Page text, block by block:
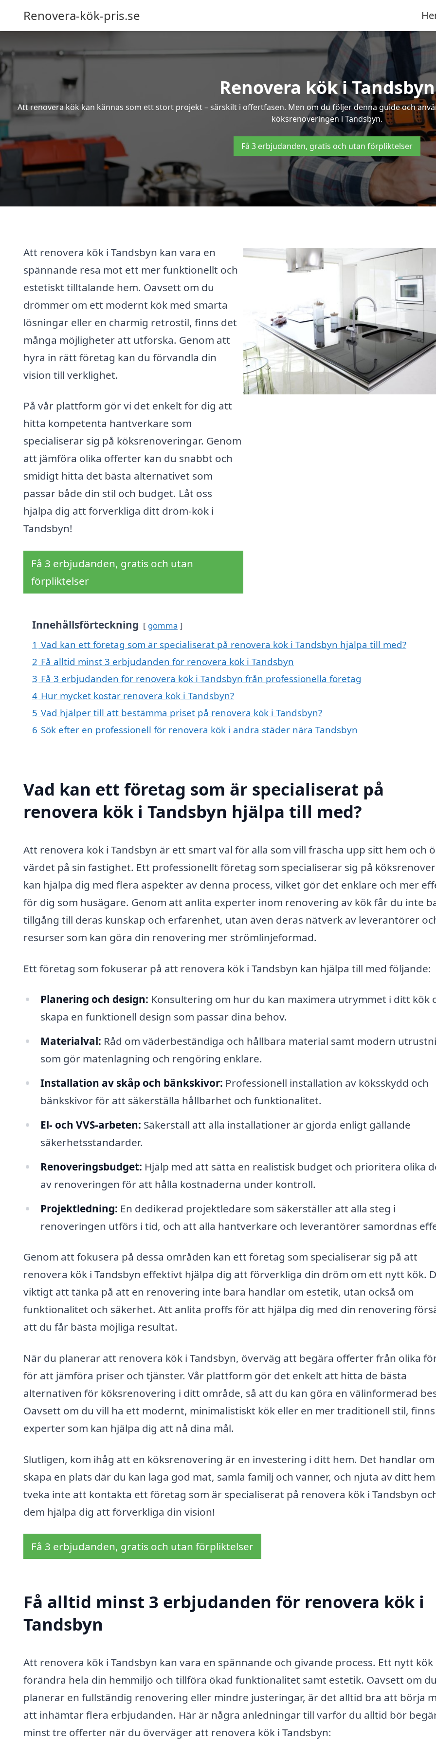
Renovera-kök-pris.se
Renovera kök i Tandsbyn
Att renovera kök kan kännas som ett stort projekt – särskilt i offertfasen. Men om du följer denna guide och
köksrenoveringen i Tandsbyn.
Få 3 erbjudanden, gratis och utan förpliktelser
Att renovera kök i Tandsbyn kan vara en
spännande resa mot ett mer funktionellt och
estetiskt tilltalande hem. Oavsett om du
drömmer om ett modernt kök med smarta
lösningar eller en charmig retrostil, finns det
många möjligheter att utforska. Genom att
hyra in rätt företag kan du förvandla din
vision till verklighet.
På vår plattform gör vi det enkelt för dig att
hitta kompetenta hantverkare som
specialiserar sig på köksrenoveringar. Genom
att jämföra olika offerter kan du snabbt och
smidigt hitta det bästa alternativet som
passar både din stil och budget. Låt oss
hjälpa dig att förverkliga ditt dröm-kök i
Tandsbyn!
Få 3 erbjudanden, gratis och utan
förpliktelser
Innehållsförteckning gömma
1 Vad kan ett företag som är specialiserat på renovera kök i Tandsbyn hjälpa till med?
2 Få alltid minst 3 erbjudanden för renovera kök i Tandsbyn
3 Få 3 erbjudanden för renovera kök i Tandsbyn från professionella företag
4 Hur mycket kostar renovera kök i Tandsbyn?
5 Vad hjälper till att bestämma priset på renovera kök i Tandsbyn?
6 Sök efter en professionell för renovera kök i andra städer nära Tandsbyn
Vad kan ett företag som är specialiserat på
renovera kök i Tandsbyn hjälpa till med?
Att renovera kök i Tandsbyn är ett smart val för alla som vill fräscha upp sitt hem och
värdet på sin fastighet. Ett professionellt företag som specialiserar sig på
kan hjälpa dig med flera aspekter av denna process, vilket gör det enklare och mer
för dig som husägare. Genom att anlita experter inom renovering av kök får du inte
tillgång till deras kunskap och erfarenhet, utan även deras nätverk av leverantörer
resurser som kan göra din renovering mer strömlinjeformad.
Ett företag som fokuserar på att renovera kök i Tandsbyn kan hjälpa till med följande:
Planering och design: Konsultering om hur du kan maximera utrymmet i ditt kök
skapa en funktionell design som passar dina behov.
Materialval: Råd om väderbeständiga och hållbara material samt modern
som gör matenlagning och rengöring enklare.
Installation av skåp och bänkskivor: Professionell installation av köksskydd och
bänkskivor för att säkerställa hållbarhet och funktionalitet.
El- och VVS-arbeten: Säkerställ att alla installationer är gjorda enligt gällande
säkerhetsstandarder.
Renoveringsbudget: Hjälp med att sätta en realistisk budget och prioritera olika
av renoveringen för att hålla kostnaderna under kontroll.
Projektledning: En dedikerad projektledare som säkerställer att alla steg i
renoveringen utförs i tid, och att alla hantverkare och leverantörer samordnas
Genom att fokusera på dessa områden kan ett företag som specialiserar sig på att
renovera kök i Tandsbyn effektivt hjälpa dig att förverkliga din dröm om ett nytt kök.
viktigt att tänka på att en renovering inte bara handlar om estetik, utan också om
funktionalitet och säkerhet. Att anlita proffs för att hjälpa dig med din renovering
att du får bästa möjliga resultat.
När du planerar att renovera kök i Tandsbyn, överväg att begära offerter från olika
för att jämföra priser och tjänster. Vår plattform gör det enkelt att hitta de bästa
alternativen för köksrenovering i ditt område, så att du kan göra en välinformerad
Oavsett om du vill ha ett modernt, minimalistiskt kök eller en mer traditionell stil,
experter som kan hjälpa dig att nå dina mål.
Slutligen, kom ihåg att en köksrenovering är en investering i ditt hem. Det handlar
skapa en plats där du kan laga god mat, samla familj och vänner, och njuta av ditt
tveka inte att kontakta ett företag som är specialiserat på renovera kök i Tandsbyn
dem hjälpa dig att förverkliga din vision!
Få 3 erbjudanden, gratis och utan förpliktelser
Få alltid minst 3 erbjudanden för renovera kök i
Tandsbyn
Att renovera kök i Tandsbyn kan vara en spännande och givande process. Ett nytt kök
förändra hela din hemmiljö och tillföra ökad funktionalitet samt estetik. Oavsett om du
planerar en fullständig renovering eller mindre justeringar, är det alltid bra att börja
att inhämtar flera erbjudanden. Här är några anledningar till varför du alltid bör
minst tre offerter när du överväger att renovera kök i Tandsbyn: